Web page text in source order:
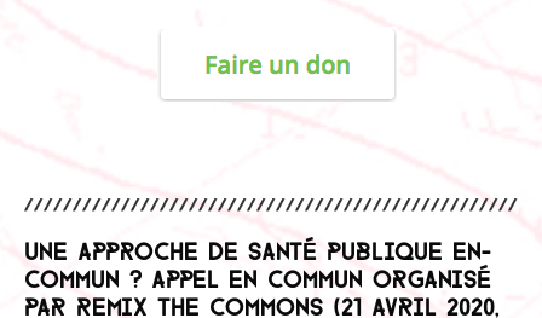
Une approche de santé publique en-
commun ? Appel en commun organisé
par Remix The Commons (21 Avril 2020,